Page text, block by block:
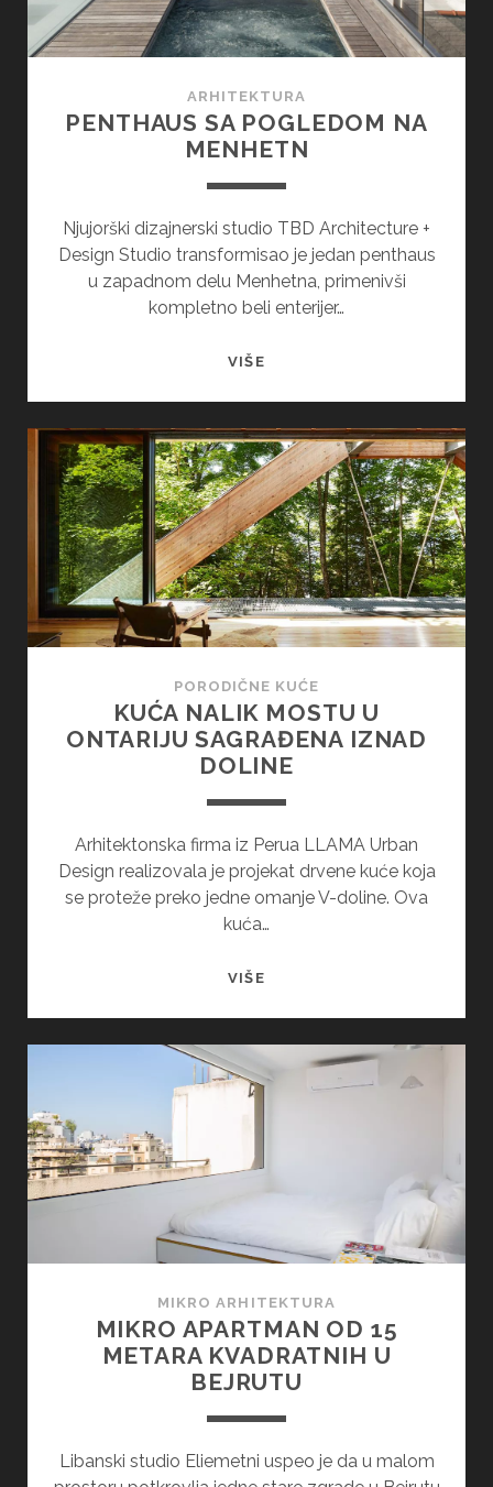
ARHITEKTURA
PENTHAUS SA POGLEDOM NA
MENHETN
Njujorški dizajnerski studiо TBD Architecture +
Design Studio transformisao je jedan penthaus
u zapadnom delu Menhetna, primenivši
kompletno beli enterijer…
VIŠEPENTHAUS
NA
MENHETN
PORODIČNE KUĆE
KUĆA NALIK MOSTU U
ONTARIJU SAGRAĐENA IZNAD
DOLINE
Arhitektonska firma iz Perua LLAMA Urban
Design realizovala je projekat drvene kuće koja
se proteže preko jedne omanje V-doline. Ova
kuća…
VIŠEKUĆA
ONTARIJU
MIKRO ARHITEKTURA
MIKRO APARTMAN OD 15
METARA KVADRATNIH U
BEJRUTU
Libanski studio Eliemetni uspeo je da u malom